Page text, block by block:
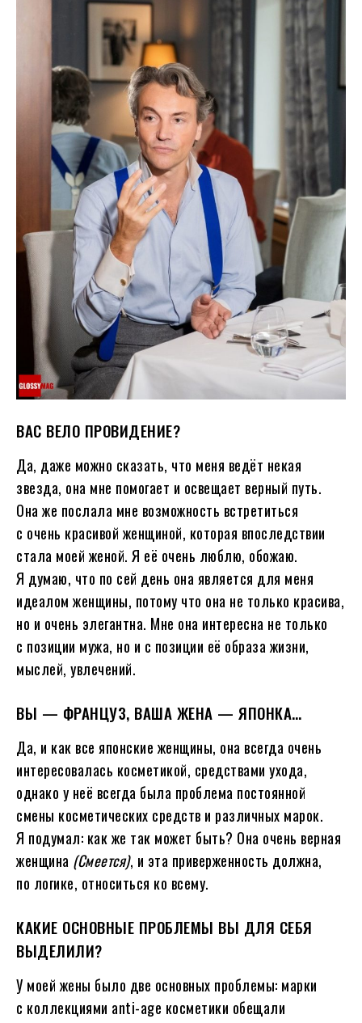
ВАС ВЕЛО ПРОВИДЕНИЕ?
Да, даже можно сказать, что меня ведёт некая
звезда, она мне помогает и освещает верный путь.
Она же послала мне возможность встретиться
с очень красивой женщиной, которая впоследствии
стала моей женой. Я её очень люблю, обожаю.
Я думаю, что по сей день она является для меня
идеалом женщины, потому что она не только красива,
но и очень элегантна. Мне она интересна не только
с позиции мужа, но и с позиции её образа жизни,
мыслей, увлечений.
ВЫ — ФРАНЦУЗ, ВАША ЖЕНА — ЯПОНКА…
Да, и как все японские женщины, она всегда очень
интересовалась косметикой, средствами ухода,
однако у неё всегда была проблема постоянной
смены косметических средств и различных марок.
Я подумал: как же так может быть? Она очень верная
женщина (Смеется), и эта приверженность должна,
по логике, относиться ко всему.
КАКИЕ ОСНОВНЫЕ ПРОБЛЕМЫ ВЫ ДЛЯ СЕБЯ
ВЫДЕЛИЛИ?
У моей жены было две основных проблемы: марки
с коллекциями anti-age косметики обещали